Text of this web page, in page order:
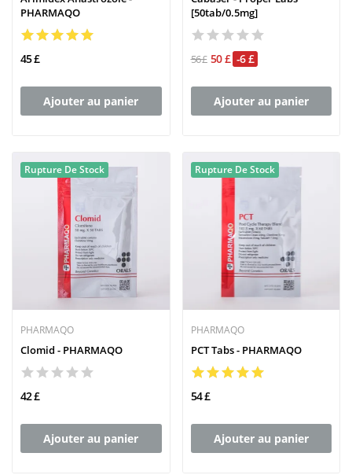
PHARMAQO
45 £
Ajouter au panier
[50tab/0.5mg]
56 £ 50 £ -6 £
Ajouter au panier
Rupture De Stock
PHARMAQO
Clomid - PHARMAQO
42 £
Ajouter au panier
Rupture De Stock
PHARMAQO
PCT Tabs - PHARMAQO
54 £
Ajouter au panier